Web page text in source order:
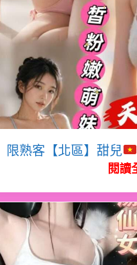
限熟客【北區】甜兒
閱讀